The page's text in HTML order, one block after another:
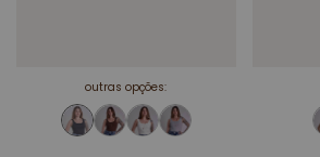
outras opções: